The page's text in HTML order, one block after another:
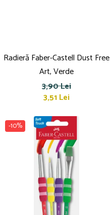
Radieră Faber-Castell Dust Free
Art, Verde
3,90 Lei
3,51 Lei
-10%